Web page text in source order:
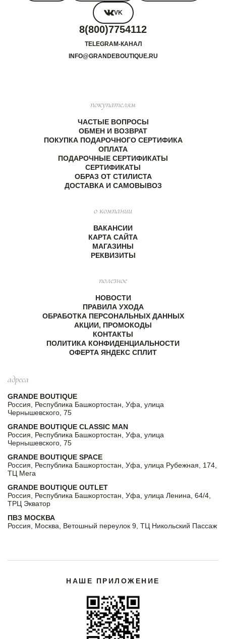
VK
8(800)7754112
TELEGRAM-КАНАЛ
INFO@GRANDEBOUTIQUE.RU
покупателям
ЧАСТЫЕ ВОПРОСЫ
ОБМЕН И ВОЗВРАТ
ПОКУПКА ПОДАРОЧНОГО СЕРТИФИКА
ОПЛАТА
ПОДАРОЧНЫЕ СЕРТИФИКАТЫ
СЕРТИФИКАТЫ
ОБРАЗ ОТ СТИЛИСТА
ДОСТАВКА И САМОВЫВОЗ
о компании
ВАКАНСИИ
КАРТА САЙТА
МАГАЗИНЫ
РЕКВИЗИТЫ
полезное
НОВОСТИ
ПРАВИЛА УХОДА
ОБРАБОТКА ПЕРСОНАЛЬНЫХ ДАННЫХ
АКЦИИ, ПРОМОКОДЫ
КОНТАКТЫ
ПОЛИТИКА КОНФИДЕНЦИАЛЬНОСТИ
ОФЕРТА ЯНДЕКС СПЛИТ
адреса
GRANDE BOUTIQUE
Россия, Республика Башкортостан, Уфа, улица
Чернышевского, 75
GRANDE BOUTIQUE CLASSIC MAN
Россия, Республика Башкортостан, Уфа, улица
Чернышевского, 75
GRANDE BOUTIQUE SPACE
Россия, Республика Башкортостан, Уфа, улица Рубежная, 174,
ТЦ Мега
GRANDE BOUTIQUE OUTLET
Россия, Республика Башкортостан, Уфа, улица Ленина, 64/4,
ТРЦ Экватор
ПВЗ МОСКВА
Россия, Москва, Ветошный переулок 9, ТЦ Никольский Пассаж
НАШЕ ПРИЛОЖЕНИЕ